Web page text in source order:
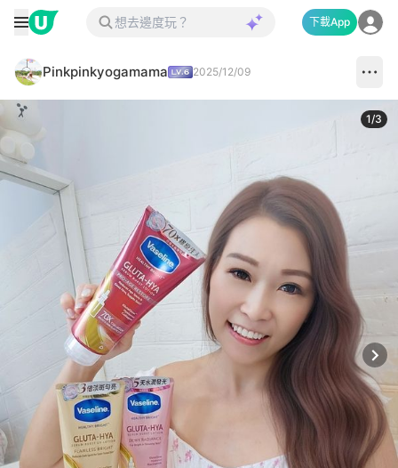
下載App
Pinkpinkyogamama 2025/12/09
1/3